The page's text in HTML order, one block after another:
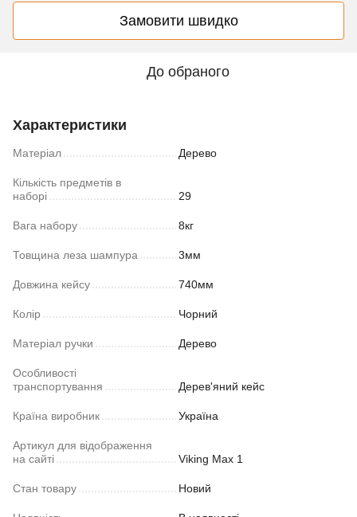
Замовити швидко
До обраного
Характеристики
Матеріал Дерево
Кількість предметів в
наборі
29
Вага набору 8кг
Товщина леза шампура 3мм
Довжина кейсу 740мм
Колір Чорний
Матеріал ручки Дерево
Особливості
транспортування
Дерев'яний кейс
Країна виробник Україна
Артикул для відображення
на сайті
Viking Max 1
Стан товару Новий